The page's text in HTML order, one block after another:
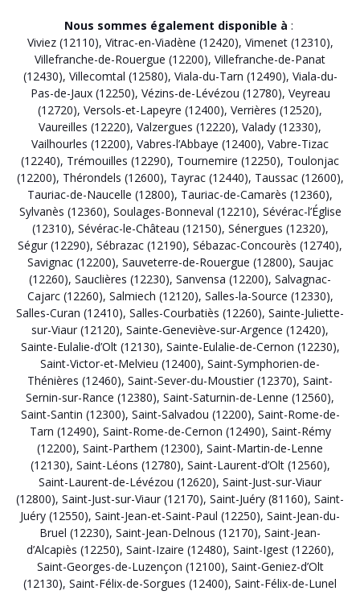
Nous sommes également disponible à :
Viviez (12110), Vitrac-en-Viadène (12420), Vimenet (12310),
Villefranche-de-Rouergue (12200), Villefranche-de-Panat
(12430), Villecomtal (12580), Viala-du-Tarn (12490), Viala-du-
Pas-de-Jaux (12250), Vézins-de-Lévézou (12780), Veyreau
(12720), Versols-et-Lapeyre (12400), Verrières (12520),
Vaureilles (12220), Valzergues (12220), Valady (12330),
Vailhourles (12200), Vabres-l’Abbaye (12400), Vabre-Tizac
(12240), Trémouilles (12290), Tournemire (12250), Toulonjac
(12200), Thérondels (12600), Tayrac (12440), Taussac (12600),
Tauriac-de-Naucelle (12800), Tauriac-de-Camarès (12360),
Sylvanès (12360), Soulages-Bonneval (12210), Sévérac-l’Église
(12310), Sévérac-le-Château (12150), Sénergues (12320),
Ségur (12290), Sébrazac (12190), Sébazac-Concourès (12740),
Savignac (12200), Sauveterre-de-Rouergue (12800), Saujac
(12260), Sauclières (12230), Sanvensa (12200), Salvagnac-
Cajarc (12260), Salmiech (12120), Salles-la-Source (12330),
Salles-Curan (12410), Salles-Courbatiès (12260), Sainte-Juliette-
sur-Viaur (12120), Sainte-Geneviève-sur-Argence (12420),
Sainte-Eulalie-d’Olt (12130), Sainte-Eulalie-de-Cernon (12230),
Saint-Victor-et-Melvieu (12400), Saint-Symphorien-de-
Thénières (12460), Saint-Sever-du-Moustier (12370), Saint-
Sernin-sur-Rance (12380), Saint-Saturnin-de-Lenne (12560),
Saint-Santin (12300), Saint-Salvadou (12200), Saint-Rome-de-
Tarn (12490), Saint-Rome-de-Cernon (12490), Saint-Rémy
(12200), Saint-Parthem (12300), Saint-Martin-de-Lenne
(12130), Saint-Léons (12780), Saint-Laurent-d’Olt (12560),
Saint-Laurent-de-Lévézou (12620), Saint-Just-sur-Viaur
(12800), Saint-Just-sur-Viaur (12170), Saint-Juéry (81160), Saint-
Juéry (12550), Saint-Jean-et-Saint-Paul (12250), Saint-Jean-du-
Bruel (12230), Saint-Jean-Delnous (12170), Saint-Jean-
d’Alcapiès (12250), Saint-Izaire (12480), Saint-Igest (12260),
Saint-Georges-de-Luzençon (12100), Saint-Geniez-d’Olt
(12130), Saint-Félix-de-Sorgues (12400), Saint-Félix-de-Lunel